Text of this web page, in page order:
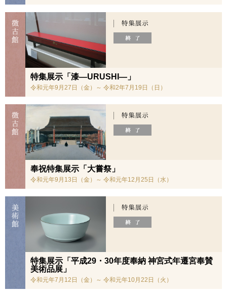
特集展示「漆―URUSHI―」
令和元年9月27日（金）～ 令和2年7月19日（日）
奉祝特集展示「大嘗祭」
令和元年9月13日（金）～ 令和元年12月25日（水）
特集展示「平成29・30年度奉納 神宮式年遷宮奉賛
美術品展」
令和元年7月12日（金）～ 令和元年10月22日（火）